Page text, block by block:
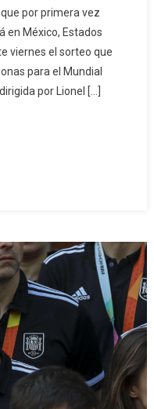
por primera vez
en México, Estados
viernes el sorteo que
para el Mundial
por Lionel […]